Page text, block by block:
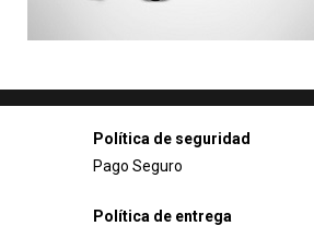
Política de seguridad
Pago Seguro
Política de entrega